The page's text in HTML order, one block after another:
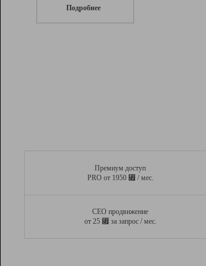
Подробнее
Премиум доступ
PRO от 1950 ⃏ / мес.
СЕО продвижение
от 25 ⃏ за запрос / мес.